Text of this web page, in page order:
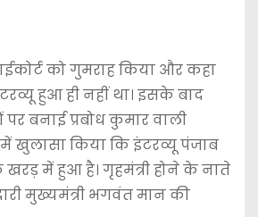
को गुमराह किया और कहा
हुआ ही नहीं था। इसके बाद
पर बनाई प्रबोध कुमार वाली
खुलासा किया कि इंटरव्यू पंजाब
में हुआ है। गृहमंत्री होने के नाते
मुख्यमंत्री भगवंत मान की